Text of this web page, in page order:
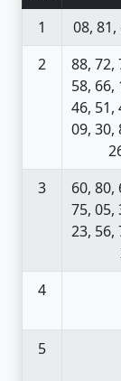
1
08, 81,
2
88, 72,
58, 66,
46, 51,
09, 30,
3
60, 80,
75, 05,
23, 56,
4
5